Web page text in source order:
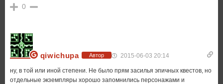
0
qiwichupa Автор 2015-06-03 20:14
ну, в той или иной степени. Не было прям засилья эпичных квестов, но
отдельные экземпляры хорошо запомнились персонажами и